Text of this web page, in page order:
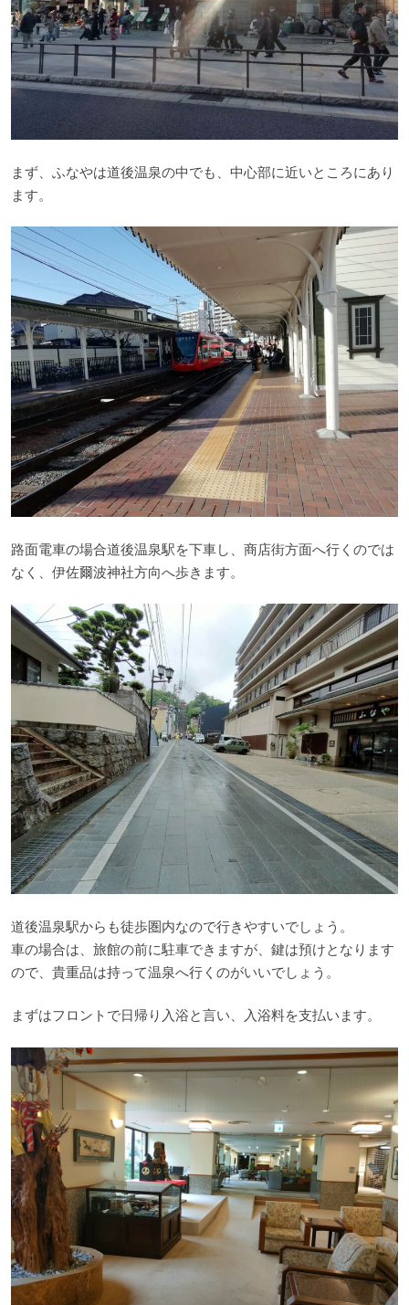
まず、ふなやは道後温泉の中でも、中心部に近いところにあり
ます。
路面電車の場合道後温泉駅を下車し、商店街方面へ行くのでは
なく、伊佐爾波神社方向へ歩きます。
道後温泉駅からも徒歩圏内なので行きやすいでしょう。
車の場合は、旅館の前に駐車できますが、鍵は預けとなります
ので、貴重品は持って温泉へ行くのがいいでしょう。
まずはフロントで日帰り入浴と言い、入浴料を支払います。